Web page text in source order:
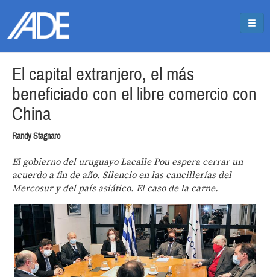
El capital extranjero, el más
beneficiado con el libre comercio con
China
Randy Stagnaro
El gobierno del uruguayo Lacalle Pou espera cerrar un
acuerdo a fin de año. Silencio en las cancillerías del
Mercosur y del país asiático. El caso de la carne.